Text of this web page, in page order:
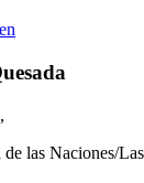
las Naciones/